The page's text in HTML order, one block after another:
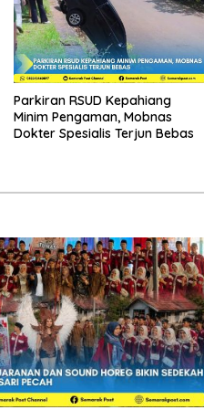
Parkiran RSUD Kepahiang
Minim Pengaman, Mobnas
Dokter Spesialis Terjun Bebas